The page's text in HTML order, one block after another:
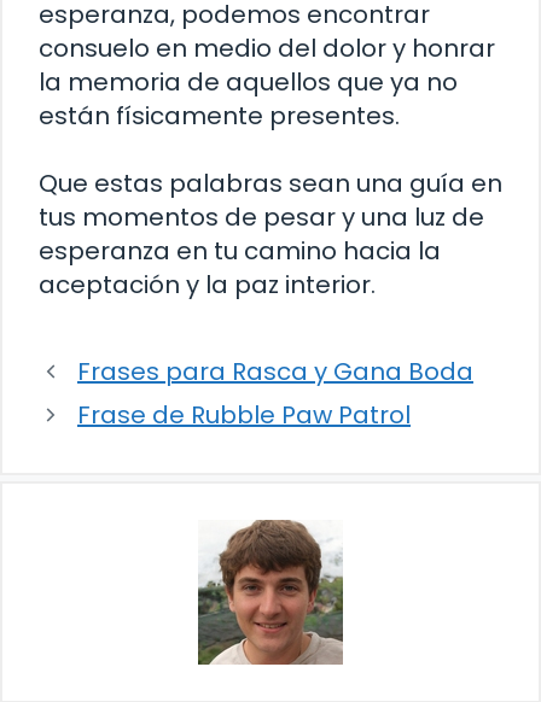
esperanza, podemos encontrar
consuelo en medio del dolor y honrar
la memoria de aquellos que ya no
están físicamente presentes.
Que estas palabras sean una guía en
tus momentos de pesar y una luz de
esperanza en tu camino hacia la
aceptación y la paz interior.
Frases para Rasca y Gana Boda
Frase de Rubble Paw Patrol